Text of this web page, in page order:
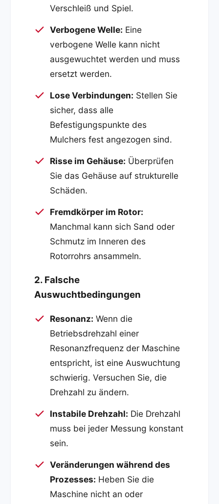
Verschleiß und Spiel.
Verbogene Welle: Eine
verbogene Welle kann nicht
ausgewuchtet werden und muss
ersetzt werden.
Lose Verbindungen: Stellen Sie
sicher, dass alle
Befestigungspunkte des
Mulchers fest angezogen sind.
Risse im Gehäuse: Überprüfen
Sie das Gehäuse auf strukturelle
Schäden.
Fremdkörper im Rotor:
Manchmal kann sich Sand oder
Schmutz im Inneren des
Rotorrohrs ansammeln.
2. Falsche
Auswuchtbedingungen
Resonanz: Wenn die
Betriebsdrehzahl einer
Resonanzfrequenz der Maschine
entspricht, ist eine Auswuchtung
schwierig. Versuchen Sie, die
Drehzahl zu ändern.
Instabile Drehzahl: Die Drehzahl
muss bei jeder Messung konstant
sein.
Veränderungen während des
Prozesses: Heben Sie die
Maschine nicht an oder